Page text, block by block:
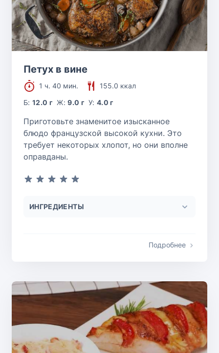
Петух в вине
1 ч. 40 мин.
155.0 ккал
Б:12.0 г Ж:9.0 г У:4.0 г
Приготовьте знаменитое изысканное
блюдо французской высокой кухни. Это
требует некоторых хлопот, но они вполне
оправданы.
ИНГРЕДИЕНТЫ
Подробнее